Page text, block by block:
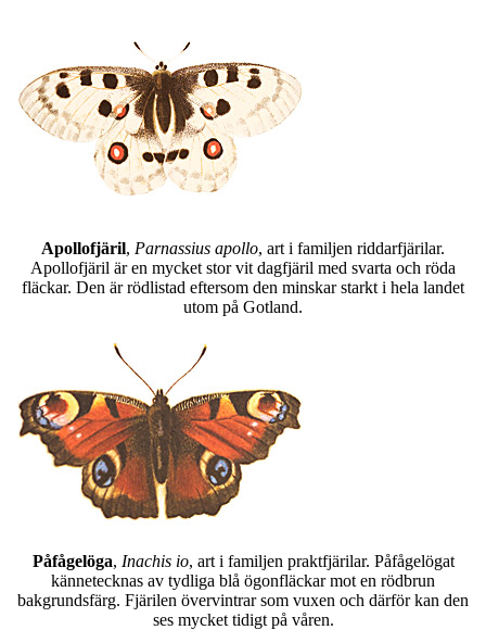
Apollofjäril, Parnassius apollo, art i familjen riddarfjärilar.
Apollofjäril är en mycket stor vit dagfjäril med svarta och röda
fläckar. Den är rödlistad eftersom den minskar starkt i hela landet
utom på Gotland.
Påfågelöga, Inachis io, art i familjen praktfjärilar. Påfågelögat
kännetecknas av tydliga blå ögonfläckar mot en rödbrun
bakgrundsfärg. Fjärilen övervintrar som vuxen och därför kan den
ses mycket tidigt på våren.